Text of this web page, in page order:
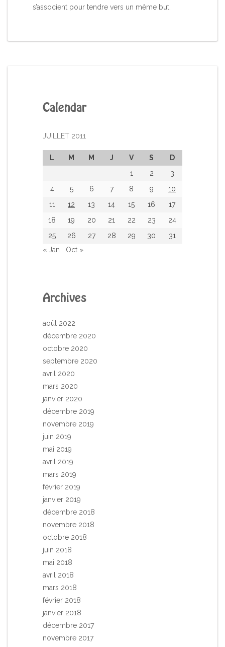
s’associent pour tendre vers un même but.
Calendar
JUILLET 2011
L M M J V S
D
1
2
3
4
5 6 7 8 9
10
11
12 13 14 15 16
17
18
19 20 21 22 23
24
25
26 27 28 29 30
31
« Jan
Oct »
Archives
août 2022
décembre 2020
octobre 2020
septembre 2020
avril 2020
mars 2020
janvier 2020
décembre 2019
novembre 2019
juin 2019
mai 2019
avril 2019
mars 2019
février 2019
janvier 2019
décembre 2018
novembre 2018
octobre 2018
juin 2018
mai 2018
avril 2018
mars 2018
février 2018
janvier 2018
décembre 2017
novembre 2017